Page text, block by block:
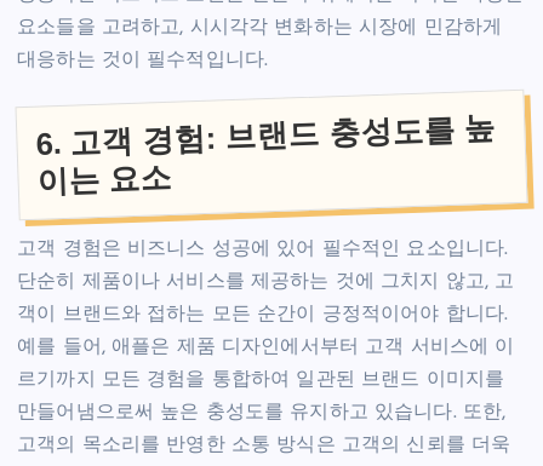
요소들을 고려하고, 시시각각 변화하는 시장에 민감하게
대응하는 것이 필수적입니다.
6. 고객 경험: 브랜드 충성도를 높
이는 요소
고객 경험은 비즈니스 성공에 있어 필수적인 요소입니다.
단순히 제품이나 서비스를 제공하는 것에 그치지 않고, 고
객이 브랜드와 접하는 모든 순간이 긍정적이어야 합니다.
예를 들어, 애플은 제품 디자인에서부터 고객 서비스에 이
르기까지 모든 경험을 통합하여 일관된 브랜드 이미지를
만들어냄으로써 높은 충성도를 유지하고 있습니다. 또한,
고객의 목소리를 반영한 소통 방식은 고객의 신뢰를 더욱